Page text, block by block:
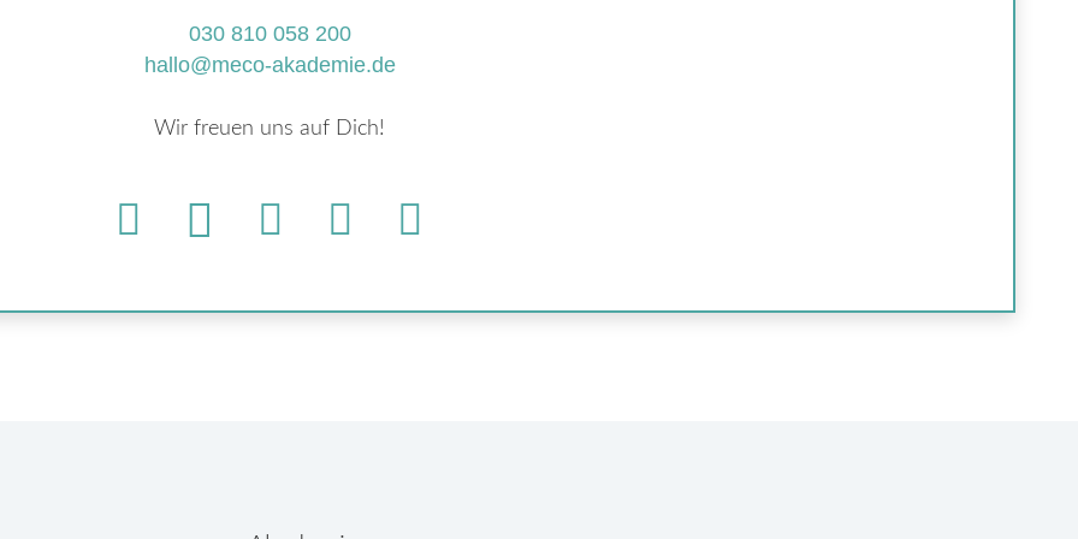
030 810 058 200
hallo@meco-akademie.de
Wir freuen uns auf Dich!